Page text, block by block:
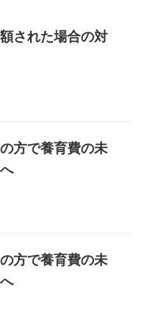
された場合の対
方で養育費の未
方で養育費の未